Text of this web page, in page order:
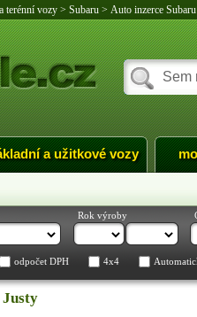
terénní vozy > Subaru > Auto inzerce
a užitkové vozy
Rok výroby
odpočet DPH 4x4
Justy